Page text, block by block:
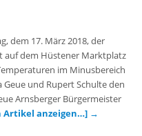
dem 17. März 2018, der
auf dem Hüstener Marktplatz
im Minusbereich
und Rupert Schulte den
Arnsberger Bürgermeister
Artikel anzeigen…] →